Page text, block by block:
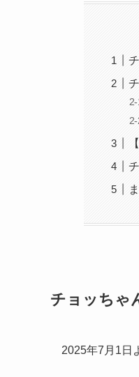
チョッちゃ
2025年7月1日